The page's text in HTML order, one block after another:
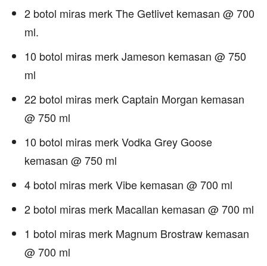
2 botol miras merk The Getlivet kemasan @ 700
ml.
10 botol miras merk Jameson kemasan @ 750
ml
22 botol miras merk Captain Morgan kemasan
@ 750 ml
10 botol miras merk Vodka Grey Goose
kemasan @ 750 ml
4 botol miras merk Vibe kemasan @ 700 ml
2 botol miras merk Macallan kemasan @ 700 ml
1 botol miras merk Magnum Brostraw kemasan
@ 700 ml